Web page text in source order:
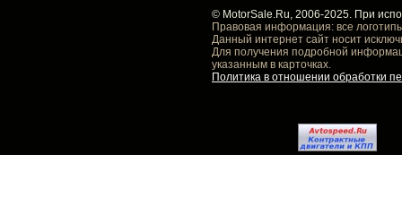
© MotorSale.Ru, 2006-2025. При
Правовая информация: все
Данный интернет сайт носит
Для получения подробной
указанным в карточках.
Политика в отношении обработки